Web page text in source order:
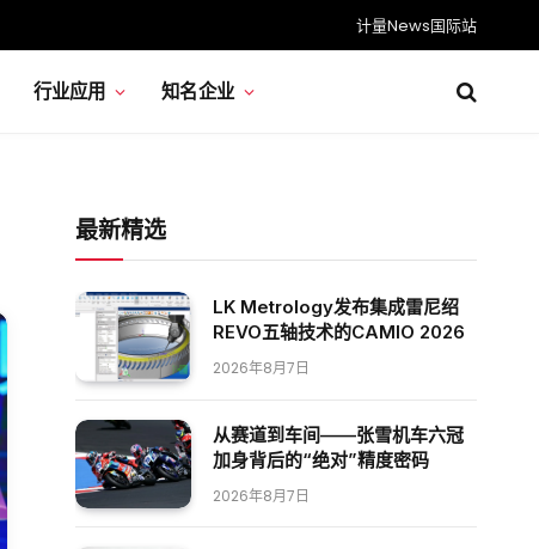
计量News国际站
行业应用 知名企业
最新精选
LK Metrology发布集成雷尼绍
REVO五轴技术的CAMIO 2026
2026年8月7日
从赛道到车间——张雪机车六冠
加身背后的“绝对”精度密码
2026年8月7日